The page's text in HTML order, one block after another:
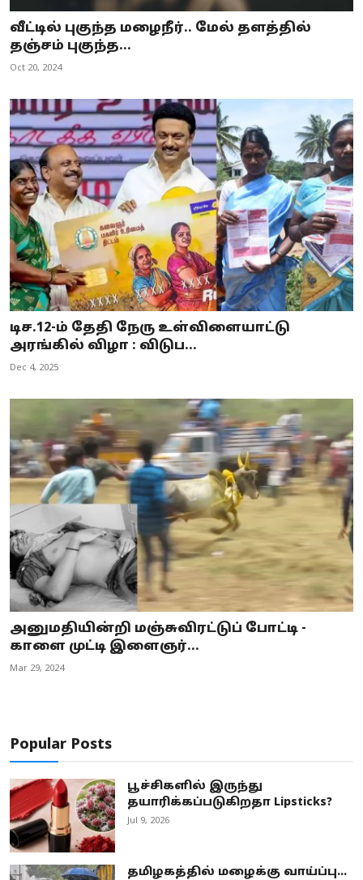
வீட்டில் புகுந்த மழைநீர்.. மேல் தளத்தில்
தஞ்சம் புகுந்த...
Oct 20, 2024
டிச.12-ம் தேதி நேரு உள்விளையாட்டு
அரங்கில் விழா : விடுப...
Dec 4, 2025
அனுமதியின்றி மஞ்சுவிரட்டுப் போட்டி -
காளை முட்டி இளைஞர்...
Mar 29, 2024
Popular Posts
பூச்சிகளில் இருந்து
தயாரிக்கப்படுகிறதா Lipsticks?
Jul 9, 2026
தமிழகத்தில் மழைக்கு வாய்ப்பு...